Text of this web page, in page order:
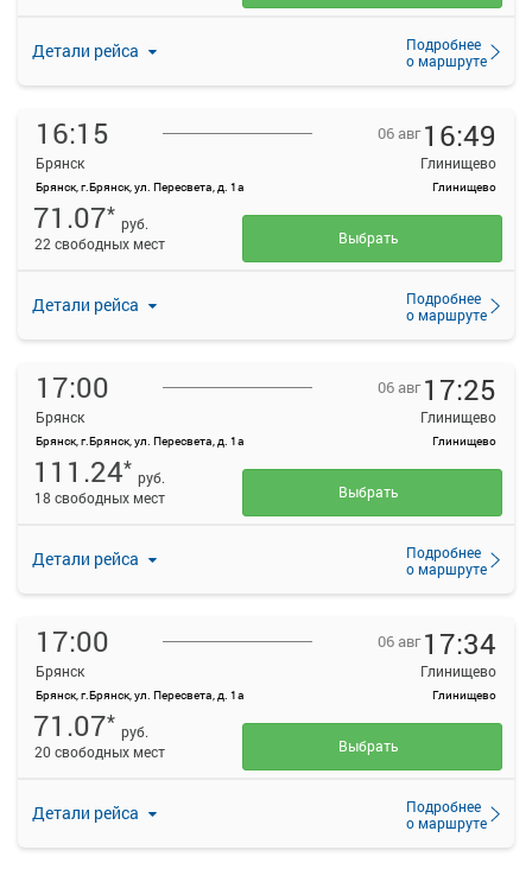
Детали рейса
Подробнее
о маршруте
16:15
Брянск
Брянск, г.Брянск, ул. Пересвета, д. 1а
06 авг 16:49
Глинищево
Глинищево
Детали рейса
Подробнее
о маршруте
71.07* руб.
22 свободных мест
Выбрать
17:00
Брянск
Брянск, г.Брянск, ул. Пересвета, д. 1а
06 авг 17:25
Глинищево
Глинищево
Детали рейса
Подробнее
о маршруте
111.24* руб.
18 свободных мест
Выбрать
17:00
Брянск
Брянск, г.Брянск, ул. Пересвета, д. 1а
06 авг 17:34
Глинищево
Глинищево
Детали рейса
Подробнее
о маршруте
71.07* руб.
20 свободных мест
Выбрать